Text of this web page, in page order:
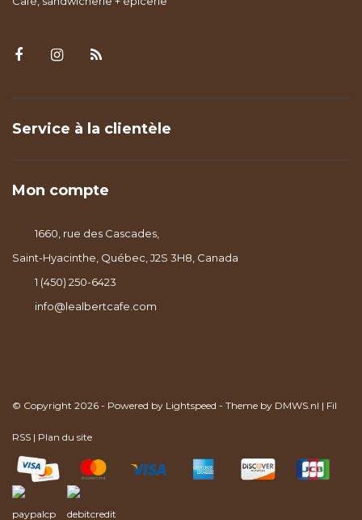
Service à la clientèle
Mon compte
1660, rue des Cascades,
Saint-Hyacinthe, Québec, J2S 3H8, Canada
1 (450) 250-6423
info@lealbertcafe.com
© Copyright 2026 - Powered by Lightspeed - Theme by DMWS.nl | Fil
RSS | Plan du site